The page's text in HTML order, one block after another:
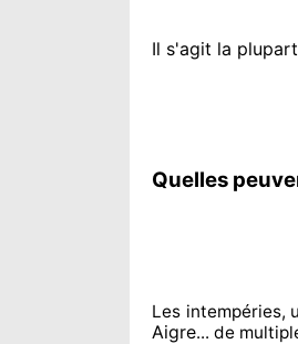
Il s'agit la
Quelles
Les intempéries,
Aigre... de